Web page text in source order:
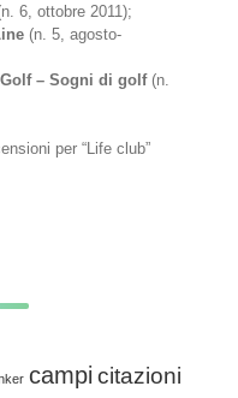
6, ottobre 2011);
(n. 5, agosto-
– Sogni di golf(n.
per “Life club”
campi citazioni